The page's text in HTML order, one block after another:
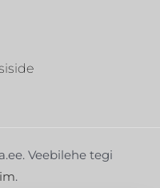
Veebilehe tegi
.